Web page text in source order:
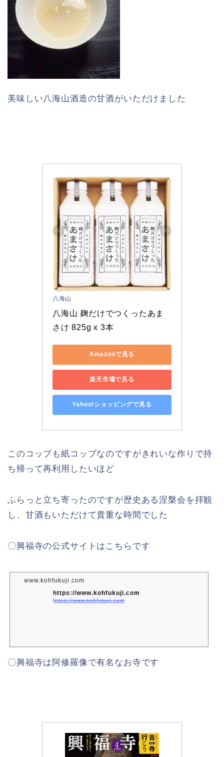
美味しい八海山酒造の甘酒がいただけました
八海山
八海山 麹だけでつくったあま
さけ 825g x 3本
Amazonで見る
楽天市場で見る
Yahoo!ショッピングで見る
このコップも紙コップなのですがきれいな作りで持
ち帰って再利用したいほど
ふらっと立ち寄ったのですが歴史ある涅槃会を拝観
し、甘酒もいただけて貴重な時間でした
〇興福寺の公式サイトはこちらです
www.kohfukuji.com
https://www.kohfukuji.com
https://www.kohfukuji.com
〇興福寺は阿修羅像で有名なお寺です